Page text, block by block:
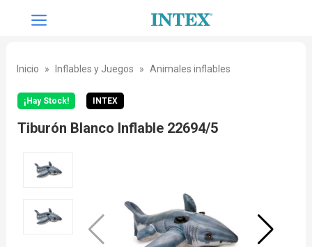
Inicio Inflables y Juegos Animales inflables
¡Hay Stock! INTEX
Tiburón Blanco Inflable 22694/5